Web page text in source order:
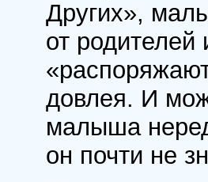
Других»,
от родителей
довлея. И
малыша
он почти не